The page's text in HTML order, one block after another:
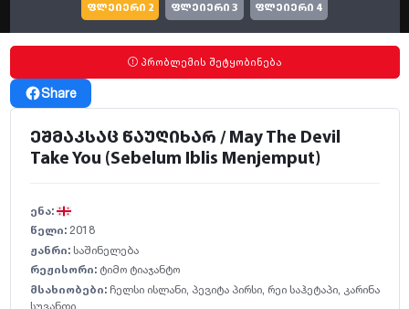
ფლეიერი 2 ფლეიერი 3 ფლეიერი 4
პრობლემის შეტყობინება
Share
ეშმაკსაც წაუღიხარ / May The Devil
Take You (Sebelum Iblis Menjemput)
ენა:
წელი: 2018
ჟანრი: საშინელება
რეჟისორი: ტიმო ტიაჯანტო
მსახიობები: ჩელსი ისლანი, პევიტა პირსი, რეი საჰეტაპი, კარინა
სუვანდი ...